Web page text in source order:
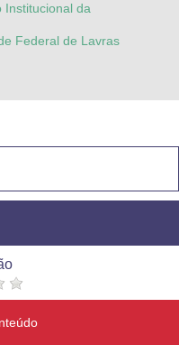
Institucional da
Federal de Lavras